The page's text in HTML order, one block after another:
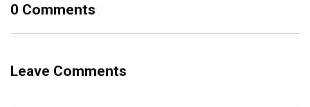
0 Comments
Leave Comments